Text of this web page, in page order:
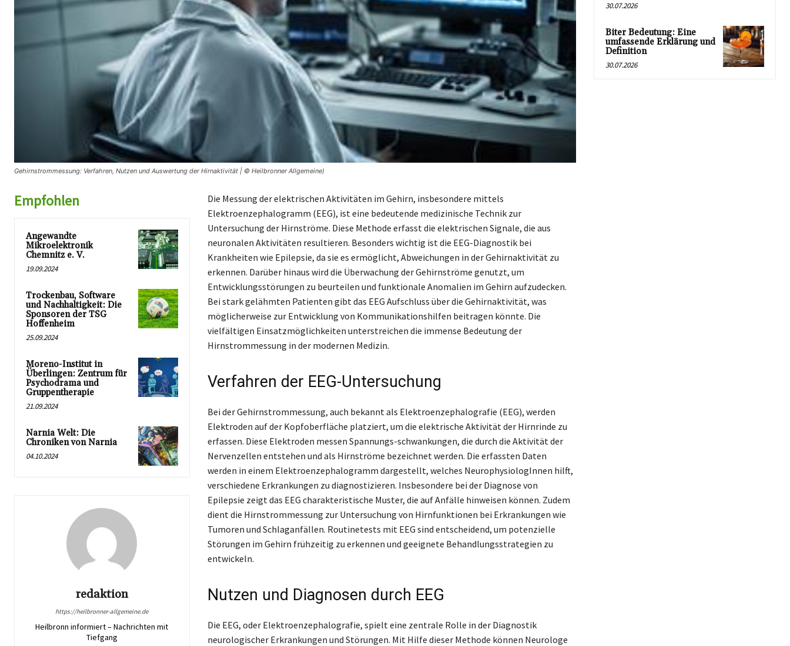
Gehirnstrommessung: Verfahren, Nutzen und Auswertung der Hirnaktivität | © Heilbronner Allgemeine)
Empfohlen
Angewandte
Mikroelektronik
Chemnitz e. V.
19.09.2024
Trockenbau, Software
und Nachhaltigkeit: Die
Sponsoren der TSG
Hoffenheim
25.09.2024
Moreno-Institut in
Überlingen: Zentrum für
Psychodrama und
Gruppentherapie
21.09.2024
Narnia Welt: Die
Chroniken von Narnia
04.10.2024
redaktion
https://heilbronner-allgemeine.de
Heilbronn informiert – Nachrichten mit
Tiefgang
Die Messung der elektrischen Aktivitäten im Gehirn, insbesondere mittels
Elektroenzephalogramm (EEG), ist eine bedeutende medizinische Technik zur
Untersuchung der Hirnströme. Diese Methode erfasst die elektrischen Signale, die aus
neuronalen Aktivitäten resultieren. Besonders wichtig ist die EEG-Diagnostik bei
Krankheiten wie Epilepsie, da sie es ermöglicht, Abweichungen in der Gehirnaktivität zu
erkennen. Darüber hinaus wird die Überwachung der Gehirnströme genutzt, um
Entwicklungsstörungen zu beurteilen und funktionale Anomalien im Gehirn aufzudecken.
Bei stark gelähmten Patienten gibt das EEG Aufschluss über die Gehirnaktivität, was
möglicherweise zur Entwicklung von Kommunikationshilfen beitragen könnte. Die
vielfältigen Einsatzmöglichkeiten unterstreichen die immense Bedeutung der
Hirnstrommessung in der modernen Medizin.
Verfahren der EEG-Untersuchung
Bei der Gehirnstrommessung, auch bekannt als Elektroenzephalografie (EEG), werden
Elektroden auf der Kopfoberfläche platziert, um die elektrische Aktivität der Hirnrinde zu
erfassen. Diese Elektroden messen Spannungs-schwankungen, die durch die Aktivität der
Nervenzellen entstehen und als Hirnströme bezeichnet werden. Die erfassten Daten
werden in einem Elektroenzephalogramm dargestellt, welches NeurophysiologInnen hilft,
verschiedene Erkrankungen zu diagnostizieren. Insbesondere bei der Diagnose von
Epilepsie zeigt das EEG charakteristische Muster, die auf Anfälle hinweisen können. Zudem
dient die Hirnstrommessung zur Untersuchung von Hirnfunktionen bei Erkrankungen wie
Tumoren und Schlaganfällen. Routinetests mit EEG sind entscheidend, um potenzielle
Störungen im Gehirn frühzeitig zu erkennen und geeignete Behandlungsstrategien zu
entwickeln.
Nutzen und Diagnosen durch EEG
Die EEG, oder Elektroenzephalografie, spielt eine zentrale Rolle in der Diagnostik
neurologischer Erkrankungen und Störungen. Mit Hilfe dieser Methode können Neurologe
30.07.2026
Biter Bedeutung: Eine
umfassende Erklärung und
Definition
30.07.2026